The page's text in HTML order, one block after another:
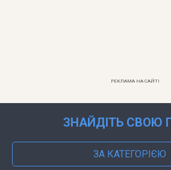
РЕКЛАМА НА САЙТІ
ЗНАЙДІТЬ СВОЮ
ЗА КАТЕГОРІЄЮ